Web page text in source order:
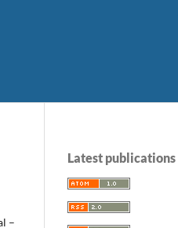
–
Latest publications